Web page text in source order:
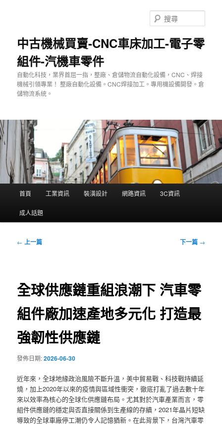
中古機械買賣-CNC車床加工-電子零
組件-汽機車零件
自動化科技，業界首屈一指，整廠、倉儲物流自動化設備，CNC、焊接
機械引領專業！ 整廠自動化設備。CNC焊接加工。專用機設備開發。倉
儲物流系統。
尋
單
首頁 工業資訊 裝潢設計 網路資訊 3C資訊
成人話題
文
← 上一篇 下一篇 →
全球供應鏈重組浪潮下 汽車零
組件廠加速產地多元化 打造最
強韌性供應鏈
發佈日期:2026-06-30
近年來，全球地緣政治風險不斷升溫，美中貿易戰、科技戰持續延
燒，加上2020年以來的疫情與區域性衝突，徹底打亂了過去數十年
來以效率為核心的全球化供應鏈布局。尤其對於汽車產業而言，零
組件供應鏈的穩定與否直接關係到生產線的存續，2021年晶片短缺
導致的全球車廠停工潮仍令人記憶猶新。在此背景下，台灣汽車零